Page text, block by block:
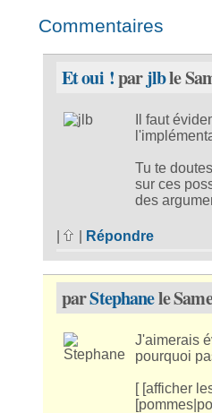
Commentaires
Et oui !parjlble
Il faut
Tu te
sur ces
des
Répondre
parStephanele
J'aimerais
pourquoi
[ [afficher